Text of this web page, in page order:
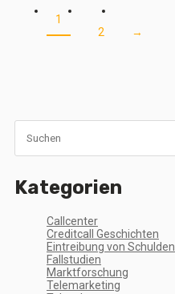
1
2
→
Kategorien
Callcenter
Creditcall Geschichten
Eintreibung von Schulden
Fallstudien
Marktforschung
Telemarketing